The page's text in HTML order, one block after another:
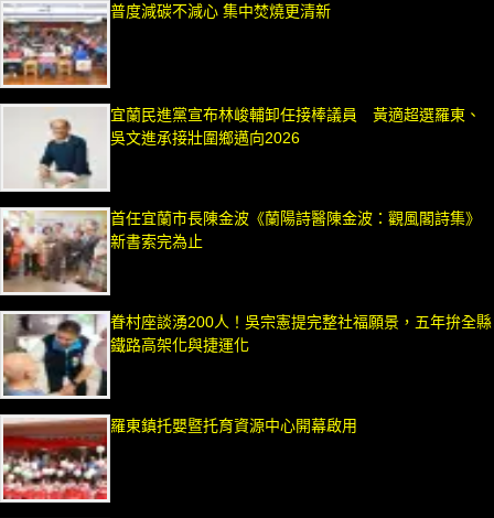
普度減碳不減心 集中焚燒更清新
宜蘭民進黨宣布林峻輔卸任接棒議員 黃適超選羅東、
吳文進承接壯圍鄉邁向2026
首任宜蘭市長陳金波《蘭陽詩醫陳金波：觀風閣詩集》
新書索完為止
眷村座談湧200人！吳宗憲提完整社福願景，五年拚全縣
鐵路高架化與捷運化
羅東鎮托嬰暨托育資源中心開幕啟用